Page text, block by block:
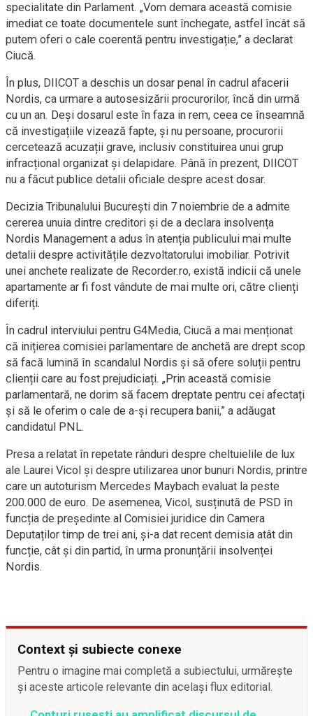
specialitate din Parlament. „Vom demara această comisie
imediat ce toate documentele sunt închegate, astfel încât să
putem oferi o cale coerentă pentru investigație,” a declarat
Ciucă.
În plus, DIICOT a deschis un dosar penal în cadrul afacerii
Nordis, ca urmare a autosesizării procurorilor, încă din urmă
cu un an. Deși dosarul este în faza in rem, ceea ce înseamnă
că investigațiile vizează fapte, și nu persoane, procurorii
cercetează acuzații grave, inclusiv constituirea unui grup
infracțional organizat și delapidare. Până în prezent, DIICOT
nu a făcut publice detalii oficiale despre acest dosar.
Decizia Tribunalului București din 7 noiembrie de a admite
cererea unuia dintre creditori și de a declara insolvența
Nordis Management a adus în atenția publicului mai multe
detalii despre activitățile dezvoltatorului imobiliar. Potrivit
unei anchete realizate de Recorder.ro, există indicii că unele
apartamente ar fi fost vândute de mai multe ori, către clienți
diferiți.
În cadrul interviului pentru G4Media, Ciucă a mai menționat
că inițierea comisiei parlamentare de anchetă are drept scop
să facă lumină în scandalul Nordis și să ofere soluții pentru
clienții care au fost prejudiciați. „Prin această comisie
parlamentară, ne dorim să facem dreptate pentru cei afectați
și să le oferim o cale de a-și recupera banii,” a adăugat
candidatul PNL.
Presa a relatat în repetate rânduri despre cheltuielile de lux
ale Laurei Vicol și despre utilizarea unor bunuri Nordis, printre
care un autoturism Mercedes Maybach evaluat la peste
200.000 de euro. De asemenea, Vicol, susținută de PSD în
funcția de președinte al Comisiei juridice din Camera
Deputaților timp de trei ani, și-a dat recent demisia atât din
funcție, cât și din partid, în urma pronunțării insolvenței
Nordis.
Context și subiecte conexe
Pentru o imagine mai completă a subiectului, urmărește
și aceste articole relevante din același flux editorial.